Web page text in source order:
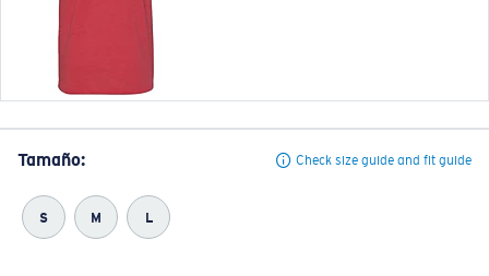
Tamaño: Check size guide and fit guide
S M L